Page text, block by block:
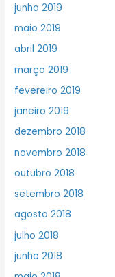
junho 2019
maio 2019
abril 2019
março 2019
fevereiro 2019
janeiro 2019
dezembro 2018
novembro 2018
outubro 2018
setembro 2018
agosto 2018
julho 2018
junho 2018